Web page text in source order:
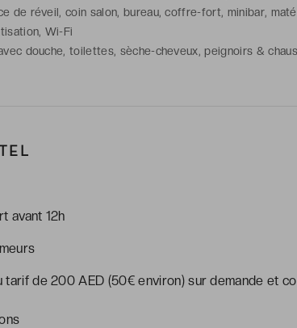
de réveil, coin salon, bureau, coffre-fort, minibar,
Wi-Fi
douche, toilettes, sèche-cheveux, peignoirs &
avant 12h
tarif de 200 AED (50€ environ) sur demande et